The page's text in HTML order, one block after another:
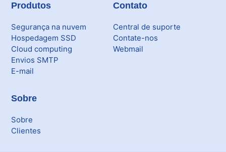
Produtos
Segurança na nuvem
Hospedagem SSD
Cloud computing
Envios SMTP
E-mail
Contato
Central de suporte
Contate-nos
Webmail
Sobre
Sobre
Clientes